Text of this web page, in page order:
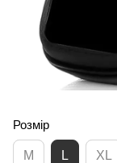
Розмір
M L XL